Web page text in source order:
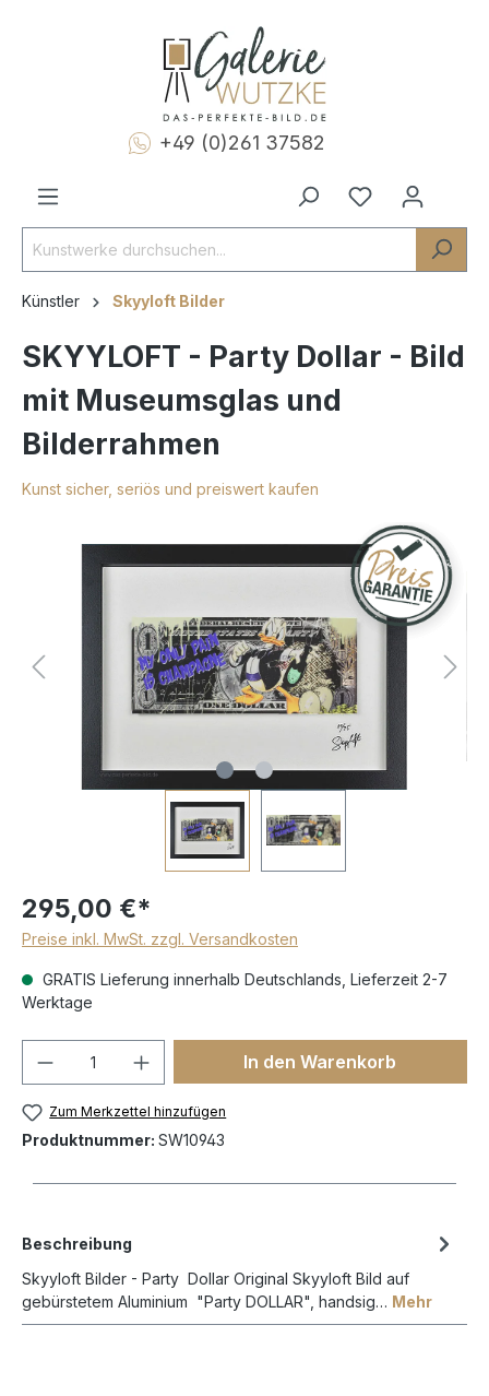
+49 (0)261 37582
Künstler Skyyloft Bilder
SKYYLOFT - Party Dollar - Bild
mit Museumsglas und
Bilderrahmen
Kunst sicher, seriös und preiswert kaufen
295,00 €*
Preise inkl. MwSt. zzgl. Versandkosten
GRATIS Lieferung innerhalb Deutschlands, Lieferzeit 2-7
Werktage
In den Warenkorb
Zum Merkzettel hinzufügen
Produktnummer: SW10943
Beschreibung
Skyyloft Bilder - Party Dollar Original Skyyloft Bild auf
gebürstetem Aluminium "Party DOLLAR", handsig… Mehr